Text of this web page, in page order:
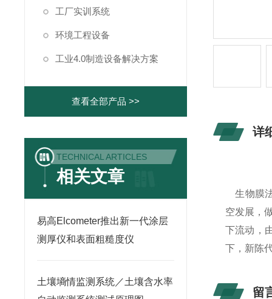
工厂实训系统
环境工程设备
工业4.0制造设备解决方案
查看全部产品 >>
TECHNICAL ARTICLES
相关文章
易高Elcometer推出新一代涂层
测厚仪和表面粗糙度仪
土壤墒情监测系统／土壤含水率
详
生物膜
空发展，
下流动，
下，新陈
留